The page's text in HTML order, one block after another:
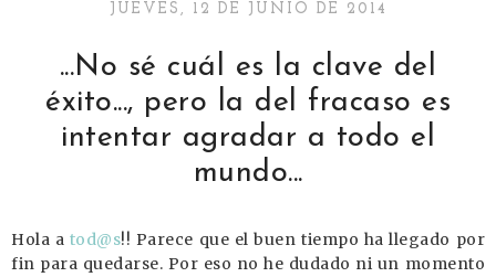
JUEVES, 12 DE JUNIO DE 2014
...No sé cuál es la clave del
éxito..., pero la del fracaso es
intentar agradar a todo el
mundo...
Hola a tod@s!! Parece que el buen tiempo ha llegado por
fin para quedarse. Por eso no he dudado ni un momento